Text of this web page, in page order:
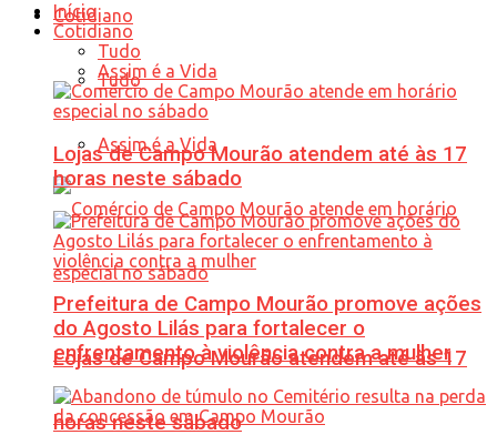
Cotidiano
Tudo
Assim é a Vida
Lojas de Campo Mourão atendem até às 17
horas neste sábado
Início
Cotidiano
Tudo
Assim é a Vida
Lojas de Campo Mourão atendem até às 17
horas neste sábado
Prefeitura de Campo Mourão promove ações
do Agosto Lilás para fortalecer o
enfrentamento à violência contra a mulher